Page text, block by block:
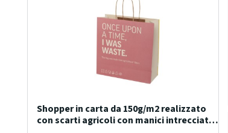
Shopper in carta da 150g/m2 realizzato
con scarti agricoli con manici intrecciati -